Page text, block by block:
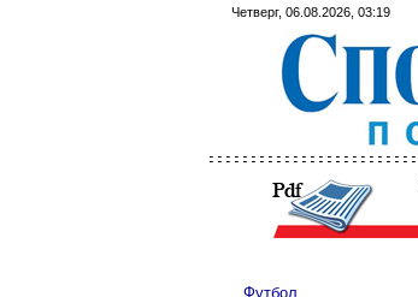
Четверг, 06.08.2026, 03:19
Футбол